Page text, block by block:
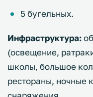
5 бугельных.
Инфраструктура:
(освещение,
школы, большое
рестораны, ночные